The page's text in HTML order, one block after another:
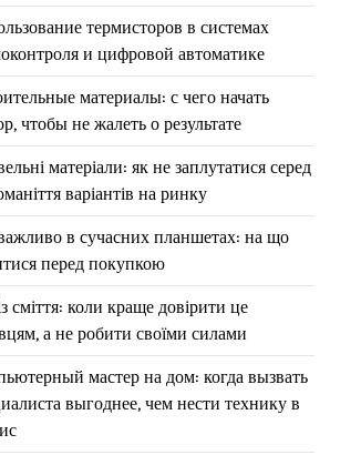
термисторов в системах
и цифровой автоматике
материалы: с чего начать
чтобы не жалеть о результате
матеріали: як не заплутатися серед
варіантів на ринку
в сучасних планшетах: на що
перед покупкою
сміття: коли краще довірити це
а не робити своїми силами
мастер на дом: когда вызвать
выгоднее, чем нести технику в